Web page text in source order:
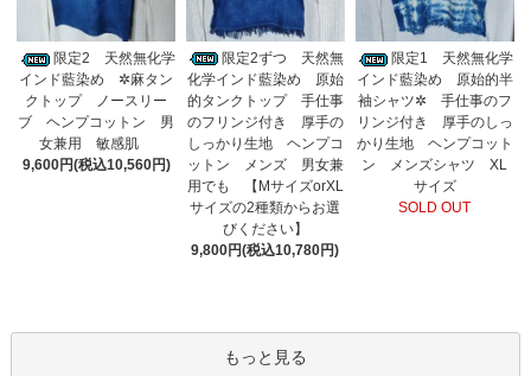
限定2 天然無化学
インド藍染め ✲麻タン
クトップ ノースリー
ブ ヘンプコットン 男
女兼用 敏感肌
9,600円(税込10,560円)
限定2ずつ 天然無
化学インド藍染め 原始
的タンクトップ 手仕事
のフリンジ付き 厚手の
しっかり生地 ヘンプコ
ットン メンズ 男女兼
用でも 【MサイズorXL
サイズの2種類からお選
びください】
9,800円(税込10,780円)
限定1 天然無化学
インド藍染め 原始的半
袖シャツ✲ 手仕事のフ
リンジ付き 厚手のしっ
かり生地 ヘンプコット
ン メンズシャツ XL
サイズ
SOLD OUT
もっと見る